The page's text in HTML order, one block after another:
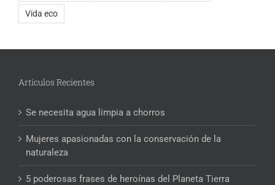
Vida eco
Artículos Recientes
Se necesita agua limpia a chorros
Mujeres apasionadas con la conservación de la
naturaleza
5 poderosas frases de heroínas del Planeta Tierra